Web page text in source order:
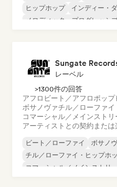
ヒップホップ
インディー・
メロディック・プログレッシ
Sungate
レーベル
>1300件の回答
アフロビート／アフロポップ
ボサノヴァチル／ローファ
コマーシャル／メインストリ
アーティストとの契約または
ビート／ローファイ
ボサノ
チル／ローファイ・ヒップホ
コマーシャル／メインストリー